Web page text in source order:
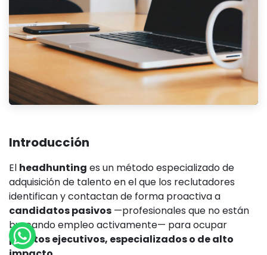
Introducción
El headhunting es un método especializado de
adquisición de talento en el que los reclutadores
identifican y contactan de forma proactiva a
candidatos pasivos —profesionales que no están
buscando empleo activamente— para ocupar
puestos ejecutivos, especializados o de alto